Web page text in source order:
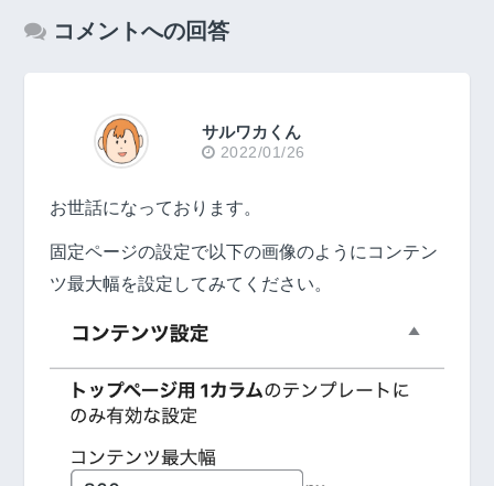
コメントへの回答
サルワカくん
2022/01/26
お世話になっております。
固定ページの設定で以下の画像のようにコンテン
ツ最大幅を設定してみてください。